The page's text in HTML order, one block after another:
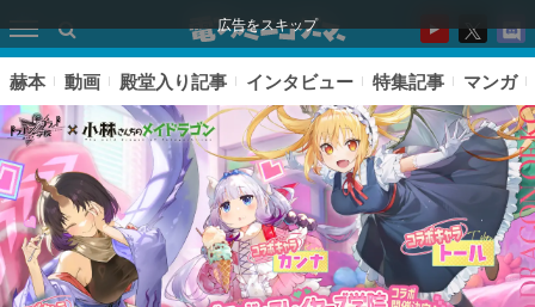
広告をスキップ
赫本 動画 殿堂入り記事 インタビュー 特集記事 マンガ